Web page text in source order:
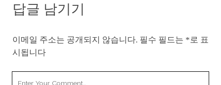
답글 남기기
이메일 주소는 공개되지 않습니다. 필수 필드는 *로 표
시됩니다